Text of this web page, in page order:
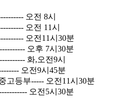
오전 8시
오전 11시
오전11시30분
오후 7시30분
화,오전9시
오전9시45분
고등부----- 오전11시30분
오전5시30분